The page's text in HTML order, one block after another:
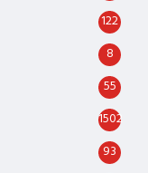
122
8
55
1502
93